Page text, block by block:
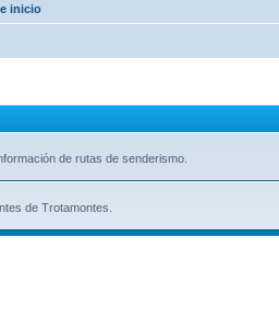
inicio
de rutas de senderismo.
de Trotamontes.